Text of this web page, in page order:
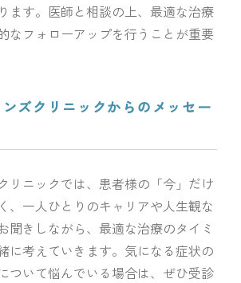
ます。医師と相談の上、最適な治療
なフォローアップを行うことが重要
ズクリニックからのメッセー
リニックでは、患者様の「今」だけ
、一人ひとりのキャリアや人生観な
聞きしながら、最適な治療のタイミ
に考えていきます。気になる症状の
ついて悩んでいる場合は、ぜひ受診